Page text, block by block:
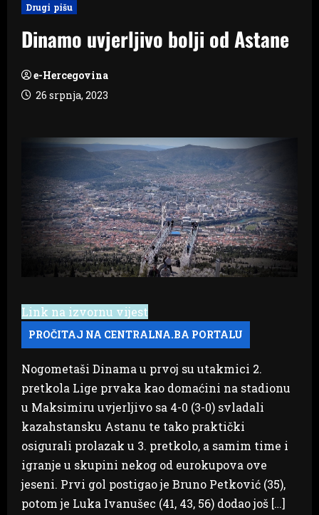
Drugi pišu
Dinamo uvjerljivo bolji od Astane
e-Hercegovina
26 srpnja, 2023
Link na izvornu vijest
Nogometaši Dinama u prvoj su utakmici 2.
pretkola Lige prvaka kao domaćini na stadionu
u Maksimiru uvjerljivo sa 4-0 (3-0) svladali
kazahstansku Astanu te tako praktički
osigurali prolazak u 3. pretkolo, a samim time i
igranje u skupini nekog od eurokupova ove
jeseni. Prvi gol postigao je Bruno Petković (35),
potom je Luka Ivanušec (41, 43, 56) dodao još […]